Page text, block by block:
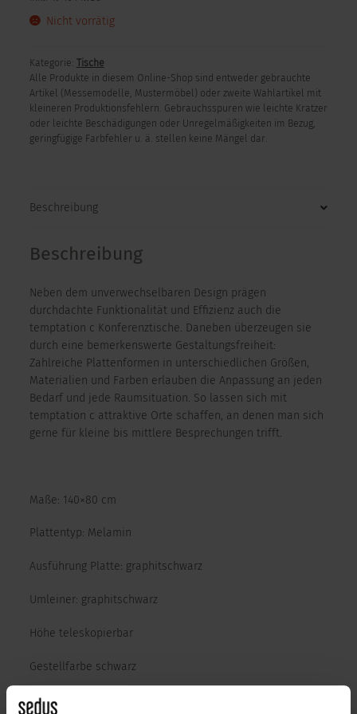
war:
Nicht vorrätig
Kategorie:
Tische
Alle Produkte in diesem Online-Shop sind entweder gebrauchte
Artikel (Messemodelle, Mustermöbel) oder zweite Wahlartikel mit
kleineren Produktionsfehlern. Gebrauchsspuren wie leichte Kratzer
oder leichte Beschädigungen oder Unregelmäßigkeiten im Bezug,
geringfügige Farbfehler u. ä. stellen keine Mängel dar.
Beschreibung
Beschreibung
Neben dem unverwechselbaren Design prägen
durchdachte Funktionalität und Effizienz auch die
temptation c Konferenztische. Daneben überzeugen sie
durch eine bemerkenswerte Gestaltungsfreiheit:
Zahlreiche Plattenformen in unterschiedlichen Größen,
Materialien und Farben erlauben die Anpassung an jeden
Bedarf und jede Raumsituation. So lassen sich mit
temptation c attraktive Orte schaffen, an denen man sich
gerne für kleine bis mittlere Besprechungen trifft.
Maße: 140×80 cm
Plattentyp: Melamin
Ausführung Platte: graphitschwarz
Umleiner: graphitschwarz
Höhe teleskopierbar
Gestellfarbe schwarz